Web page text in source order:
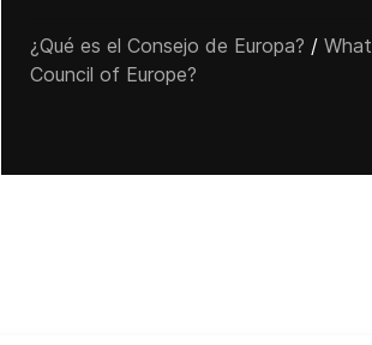
¿Qué es el Consejo de Europa? /
Council of Europe?